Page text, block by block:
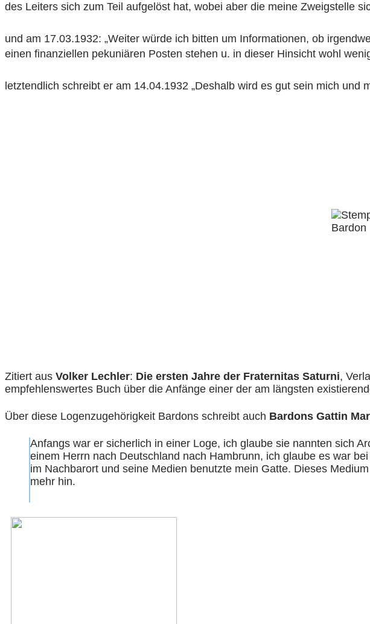
des Leiters sich zum Teil aufgelöst hat, wobei aber die meine Zweigstelle
und am 17.03.1932: „Weiter würde ich bitten um Informationen, ob
einen finanziellen pekuniären Posten stehen u. in dieser Hinsicht wohl
letztendlich schreibt er am 14.04.1932 „Deshalb wird es gut sein mich und
Zitiert aus Volker Lechler: Die ersten Jahre der Fraternitas Saturni,
empfehlenswertes Buch über die Anfänge einer der am längsten
Über diese Logenzugehörigkeit Bardons schreibt auch Bardons Gattin
Anfangs war er sicherlich in einer Loge, ich glaube sie nannten sich
einem Herrn nach Deutschland nach Hambrunn, ich glaube es war
im Nachbarort und seine Medien benutzte mein Gatte. Dieses
mehr hin.